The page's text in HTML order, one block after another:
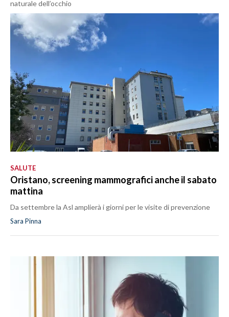
naturale dell’occhio
SALUTE
Oristano, screening mammografici anche il sabato
mattina
Da settembre la Asl amplierà i giorni per le visite di prevenzione
Sara Pinna